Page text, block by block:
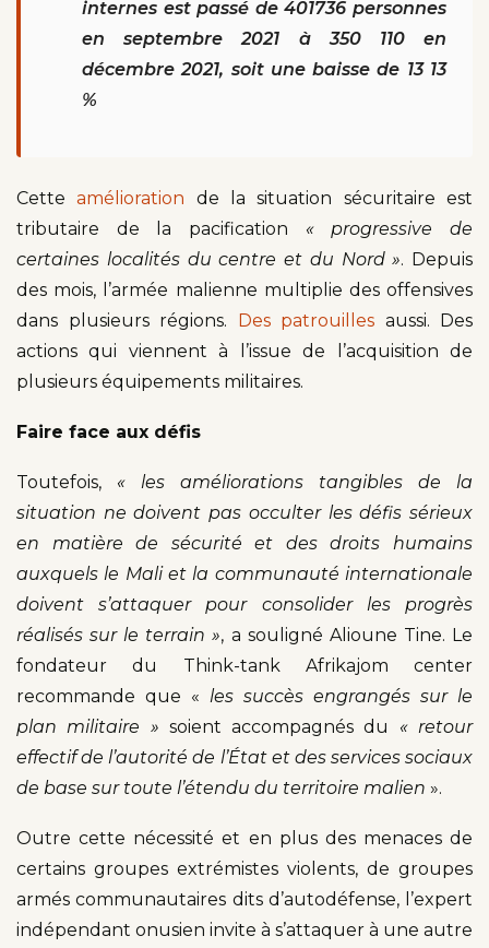
internes est passé de 401736 personnes
en septembre 2021 à 350 110 en
décembre 2021, soit une baisse de 13 13
%
Cetteamélioration de la situation sécuritaire est
tributaire de la pacification « progressive de
certaines localités du centre et du Nord ». Depuis
des mois, l’armée malienne multiplie des offensives
dans plusieurs régions. Des patrouilles aussi. Des
actions qui viennent à l’issue de l’acquisition de
plusieurs équipements militaires.
Faire face aux défis
Toutefois, « les améliorations tangibles de la
situation ne doivent pas occulter les défis sérieux
en matière de sécurité et des droits humains
auxquels le Mali et la communauté internationale
doivent s’attaquer pour consolider les progrès
réalisés sur le terrain », a souligné Alioune Tine. Le
fondateur du Think-tank Afrikajom center
recommande que « les succès engrangés sur le
plan militaire » soient accompagnés du « retour
effectif de l’autorité de l’État et des services sociaux
de base sur toute l’étendu du territoire malien ».
Outre cette nécessité et en plus des menaces de
certains groupes extrémistes violents, de groupes
armés communautaires dits d’autodéfense, l’expert
indépendant onusien invite à s’attaquer à une autre